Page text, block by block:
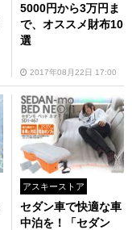
5000円から3万円ま
で、オススメ財布10
選
2017年08月22日 17:00
アスキーストア
セダン車で快適な車
中泊を！「セダン